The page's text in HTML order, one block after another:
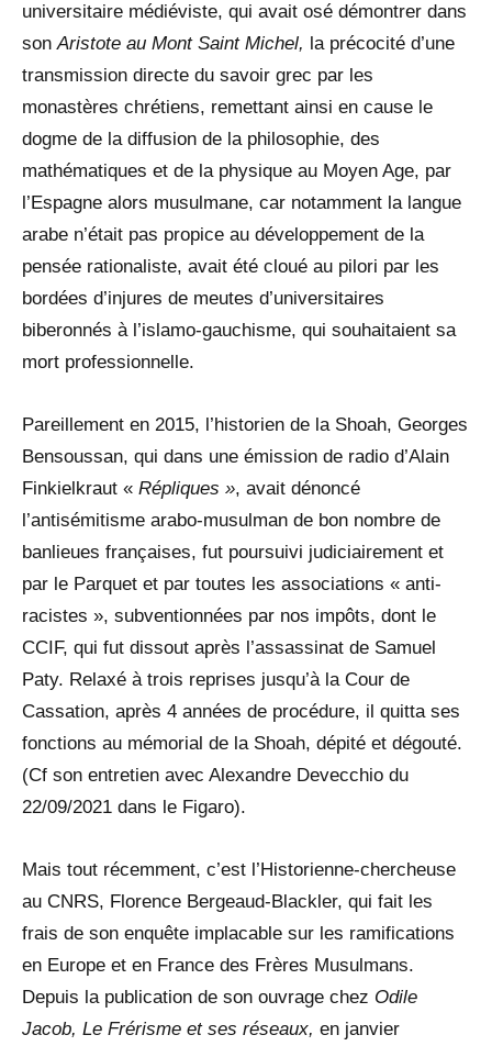
universitaire médiéviste, qui avait osé démontrer dans
sonAristote au Mont Saint Michel, la précocité d’une
transmission directe du savoir grec par les
monastères chrétiens, remettant ainsi en cause le
dogme de la diffusion de la philosophie, des
mathématiques et de la physique au Moyen Age, par
l’Espagne alors musulmane, car notamment la langue
arabe n’était pas propice au développement de la
pensée rationaliste, avait été cloué au pilori par les
bordées d’injures de meutes d’universitaires
biberonnés à l’islamo-gauchisme, qui souhaitaient sa
mort professionnelle.
Pareillement en 2015, l’historien de la Shoah, Georges
Bensoussan, qui dans une émission de radio d’Alain
Finkielkraut « Répliques », avait dénoncé
l’antisémitisme arabo-musulman de bon nombre de
banlieues françaises, fut poursuivi judiciairement et
par le Parquet et par toutes les associations « anti-
racistes », subventionnées par nos impôts, dont le
CCIF, qui fut dissout après l’assassinat de Samuel
Paty. Relaxé à trois reprises jusqu’à la Cour de
Cassation, après 4 années de procédure, il quitta ses
fonctions au mémorial de la Shoah, dépité et dégouté.
(Cf son entretien avec Alexandre Devecchio du
22/09/2021 dans le Figaro).
Mais tout récemment, c’est l’Historienne-chercheuse
au CNRS, Florence Bergeaud-Blackler, qui fait les
frais de son enquête implacable sur les ramifications
en Europe et en France des Frères Musulmans.
Depuis la publication de son ouvrage chez Odile
Jacob, Le Frérisme et ses réseaux, en janvier